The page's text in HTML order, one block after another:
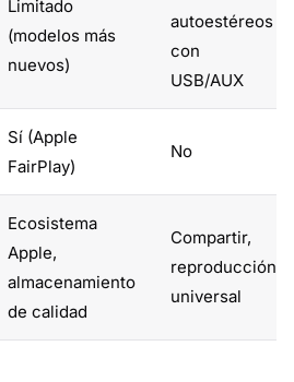
Limitado
(modelos más
nuevos)
autoestéreos
con
USB/AUX
Sí (Apple
FairPlay)
No
Ecosistema
Apple,
almacenamiento
de calidad
Compartir,
reproducción
universal